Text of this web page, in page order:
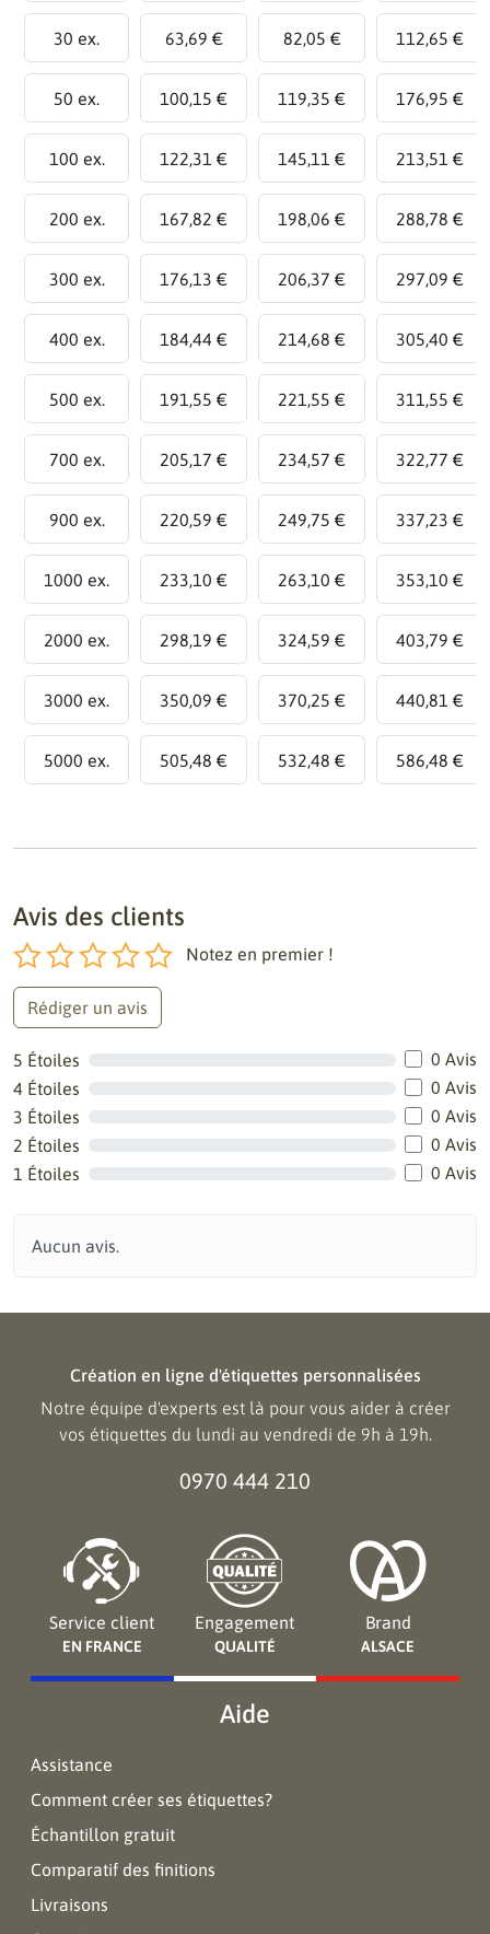
30 ex. 63,69 € 82,05 € 112,65 €
50 ex. 100,15 € 119,35 € 176,95 €
100 ex. 122,31 € 145,11 € 213,51 €
200 ex. 167,82 € 198,06 € 288,78 €
300 ex. 176,13 € 206,37 € 297,09 €
400 ex. 184,44 € 214,68 € 305,40 €
500 ex. 191,55 € 221,55 € 311,55 €
700 ex. 205,17 € 234,57 € 322,77 €
900 ex. 220,59 € 249,75 € 337,23 €
1000 ex. 233,10 € 263,10 € 353,10 €
2000 ex. 298,19 € 324,59 € 403,79 €
3000 ex. 350,09 € 370,25 € 440,81 €
5000 ex. 505,48 € 532,48 € 586,48 €
Avis des clients
Notez en premier !
Rédiger un avis
5 Étoiles
0 Avis
4 Étoiles
0 Avis
3 Étoiles
0 Avis
2 Étoiles
0 Avis
1 Étoiles
0 Avis
Aucun avis.
Création en ligne d'étiquettes personnalisées
Notre équipe d'experts est là pour vous aider à créer
vos étiquettes du lundi au vendredi de 9h à 19h.
0970 444 210
Service client
EN FRANCE
Engagement
QUALITÉ
Brand
ALSACE
Aide
Assistance
Comment créer ses étiquettes?
Échantillon gratuit
Comparatif des finitions
Livraisons